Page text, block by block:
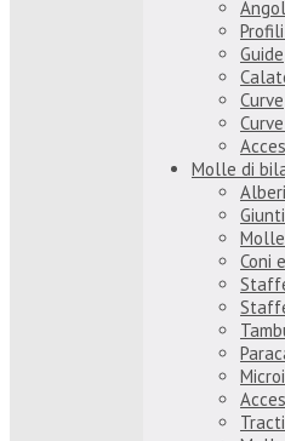
Guide
Curve
Molle di
Coni